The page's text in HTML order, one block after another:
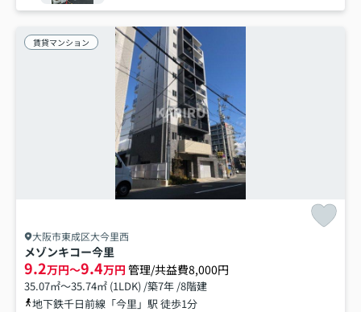
賃貸マンション
大阪市東成区大今里西
メゾンキコー今里
9.2万円～9.4万円 管理/共益費8,000円
35.07㎡～35.74㎡ (1LDK) /築7年 /8階建
地下鉄千日前線「今里」駅 徒歩1分